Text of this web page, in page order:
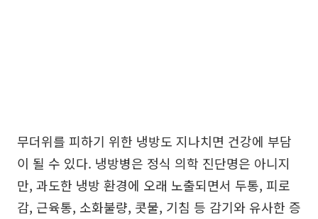
무더위를 피하기 위한 냉방도 지나치면 건강에 부담
이 될 수 있다. 냉방병은 정식 의학 진단명은 아니지
만, 과도한 냉방 환경에 오래 노출되면서 두통, 피로
감, 근육통, 소화불량, 콧물, 기침 등 감기와 유사한 증